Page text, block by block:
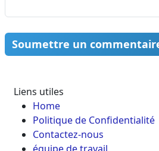
Soumettre un
Liens utiles
Home
Politique de Confidentialité
Contactez-nous